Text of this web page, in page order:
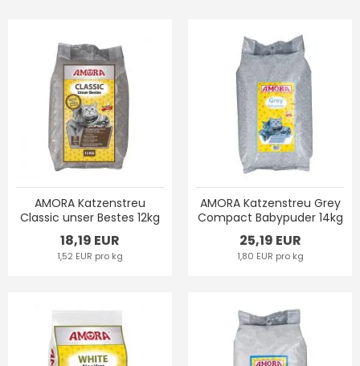
AMORA Katzenstreu
Classic unser Bestes 12kg
18,19 EUR
1,52 EUR pro kg
AMORA Katzenstreu Grey
Compact Babypuder 14kg
25,19 EUR
1,80 EUR pro kg